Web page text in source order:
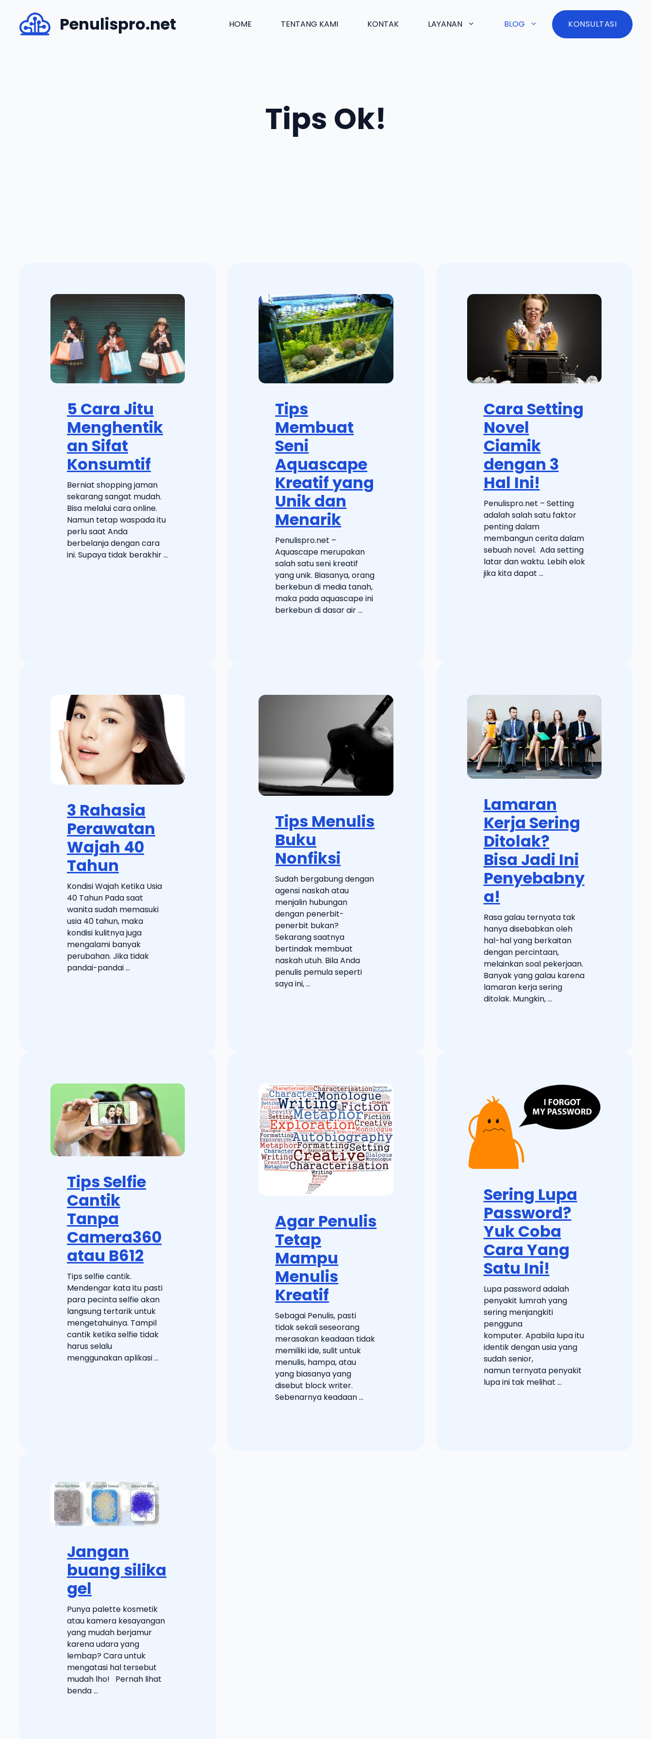
content
Penulispro.net HOME TENTANG KAMI KONTAK LAYANAN BLOG KONSULTASI
Tips Ok!
5 Cara Jitu
Menghentik
an Sifat
Konsumtif
Berniat shopping jaman
sekarang sangat mudah.
Bisa melalui cara online.
Namun tetap waspada itu
perlu saat Anda
berbelanja dengan cara
ini. Supaya tidak berakhir ...
Tips
Membuat
Seni
Aquascape
Kreatif yang
Unik dan
Menarik
Penulispro.net –
Aquascape merupakan
salah satu seni kreatif
yang unik. Biasanya, orang
berkebun di media tanah,
maka pada aquascape ini
berkebun di dasar air ...
Cara Setting
Novel
Ciamik
dengan 3
Hal Ini!
Penulispro.net – Setting
adalah salah satu faktor
penting dalam
membangun cerita dalam
sebuah novel. Ada setting
latar dan waktu. Lebih elok
jika kita dapat ...
3 Rahasia
Perawatan
Wajah 40
Tahun
Kondisi Wajah Ketika Usia
40 Tahun Pada saat
wanita sudah memasuki
usia 40 tahun, maka
kondisi kulitnya juga
mengalami banyak
perubahan. Jika tidak
pandai-pandai ...
Tips Menulis
Buku
Nonfiksi
Sudah bergabung dengan
agensi naskah atau
menjalin hubungan
dengan penerbit-
penerbit bukan?
Sekarang saatnya
bertindak membuat
naskah utuh. Bila Anda
penulis pemula seperti
saya ini, ...
Lamaran
Kerja Sering
Ditolak?
Bisa Jadi Ini
Penyebabny
a!
Rasa galau ternyata tak
hanya disebabkan oleh
hal-hal yang berkaitan
dengan percintaan,
melainkan soal pekerjaan.
Banyak yang galau karena
lamaran kerja sering
ditolak. Mungkin, ...
Tips Selfie
Cantik
Tanpa
Camera360
atau B612
Tips selfie cantik.
Mendengar kata itu pasti
para pecinta selfie akan
langsung tertarik untuk
mengetahuinya. Tampil
cantik ketika selfie tidak
harus selalu
menggunakan aplikasi ...
Agar Penulis
Tetap
Mampu
Menulis
Kreatif
Sebagai Penulis, pasti
tidak sekali seseorang
merasakan keadaan tidak
memiliki ide, sulit untuk
menulis, hampa, atau
yang biasanya yang
disebut block writer.
Sebenarnya keadaan ...
Sering Lupa
Password?
Yuk Coba
Cara Yang
Satu Ini!
Lupa password adalah
penyakit lumrah yang
sering menjangkiti
pengguna
komputer. Apabila lupa itu
identik dengan usia yang
sudah senior,
namun ternyata penyakit
lupa ini tak melihat ...
Jangan
buang silika
gel
Punya palette kosmetik
atau kamera kesayangan
yang mudah berjamur
karena udara yang
lembap? Cara untuk
mengatasi hal tersebut
mudah lho! Pernah lihat
benda ...